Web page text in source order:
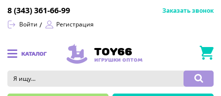
Войти Регистрация
8 (343) 361-66-99 Заказать звонок
КАТАЛОГ TOY66
ИГРУШКИ ОПТОМ